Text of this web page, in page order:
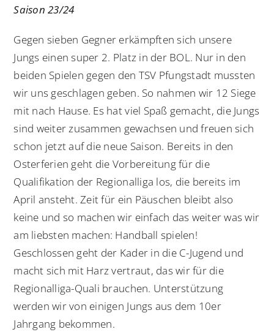
Saison 23/24
Gegen sieben Gegner erkämpften sich unsere
Jungs einen super 2. Platz in der BOL. Nur in den
beiden Spielen gegen den TSV Pfungstadt mussten
wir uns geschlagen geben. So nahmen wir 12 Siege
mit nach Hause. Es hat viel Spaß gemacht, die Jungs
sind weiter zusammen gewachsen und freuen sich
schon jetzt auf die neue Saison. Bereits in den
Osterferien geht die Vorbereitung für die
Qualifikation der Regionalliga los, die bereits im
April ansteht. Zeit für ein Päuschen bleibt also
keine und so machen wir einfach das weiter was wir
am liebsten machen: Handball spielen!
Geschlossen geht der Kader in die C-Jugend und
macht sich mit Harz vertraut, das wir für die
Regionalliga-Quali brauchen. Unterstützung
werden wir von einigen Jungs aus dem 10er
Jahrgang bekommen.